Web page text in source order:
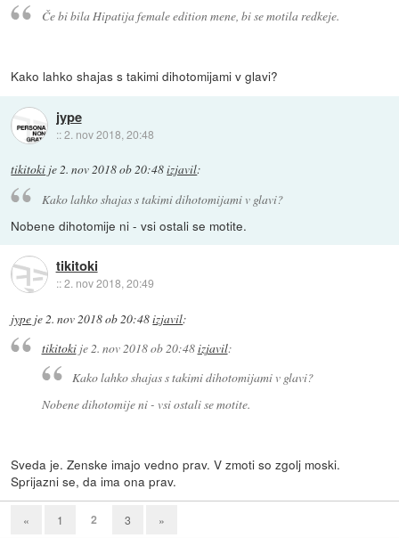
Če bi bila Hipatija female edition mene, bi se motila redkeje.
Kako lahko shajas s takimi dihotomijami v glavi?
jype
::2. nov 2018, 20:48
tikitoki je2. nov 2018 ob 20:48izjavil:
Kako lahko shajas s takimi dihotomijami v glavi?
Nobene dihotomije ni - vsi ostali se motite.
tikitoki
::2. nov 2018, 20:49
jype je2. nov 2018 ob 20:48izjavil:
tikitokije2. nov 2018 ob 20:48izjavil:
Kako lahko shajas s takimi dihotomijami v glavi?
Nobene dihotomije ni - vsi ostali se motite.
Sveda je. Zenske imajo vedno prav. V zmoti so zgolj moski.
Sprijazni se, da ima ona prav.
« 1 2 3 »